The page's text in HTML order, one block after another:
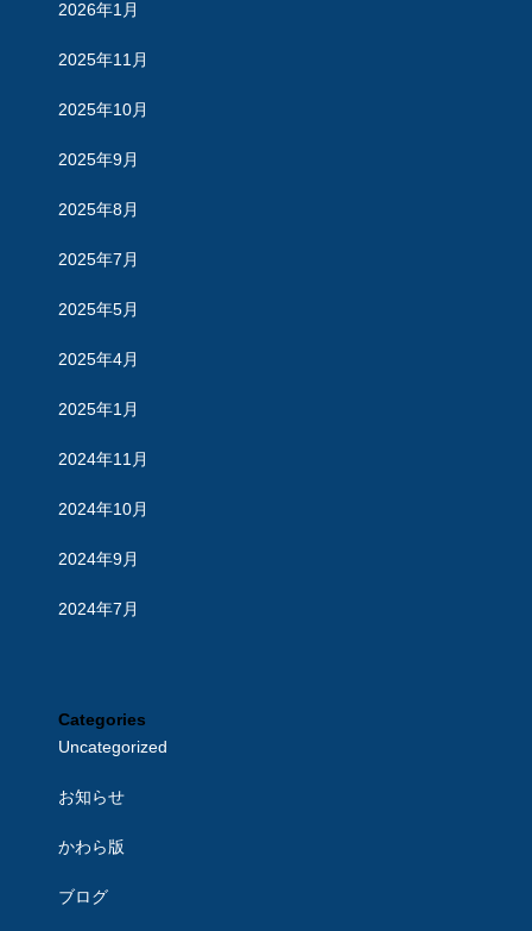
2026年1月
2025年11月
2025年10月
2025年9月
2025年8月
2025年7月
2025年5月
2025年4月
2025年1月
2024年11月
2024年10月
2024年9月
2024年7月
Categories
Uncategorized
お知らせ
かわら版
ブログ